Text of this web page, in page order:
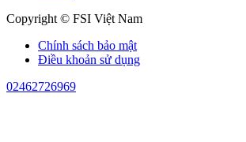
Copyright © FSI Việt Nam
Chính sách bảo mật
Điều khoản sử dụng
02462726969